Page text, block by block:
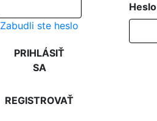
Zabudli ste heslo
PRIHLÁSIŤ
SA
REGISTROVAŤ